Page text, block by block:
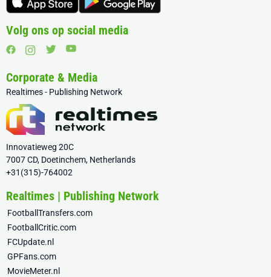
Volg ons op social media
Corporate & Media
Realtimes - Publishing Network
Innovatieweg 20C
7007 CD, Doetinchem, Netherlands
+31(315)-764002
Realtimes | Publishing Network
FootballTransfers.com
FootballCritic.com
FCUpdate.nl
GPFans.com
MovieMeter.nl